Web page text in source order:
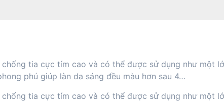
tia cực tím cao và có thể được sử dụng như một
phú giúp làn da sáng đều màu hơn sau 4…
tia cực tím cao và có thể được sử dụng như một